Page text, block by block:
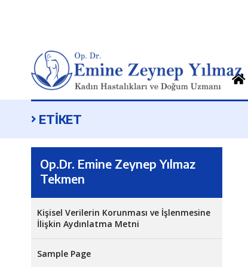
ETİKET
Op.Dr. Emine Zeynep Yılmaz
Tekmen
Kişisel Verilerin Korunması ve İşlenmesine
İlişkin Aydınlatma Metni
Sample Page